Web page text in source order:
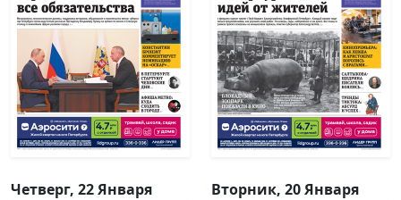
Четверг, 22 Января Вторник, 20 Января